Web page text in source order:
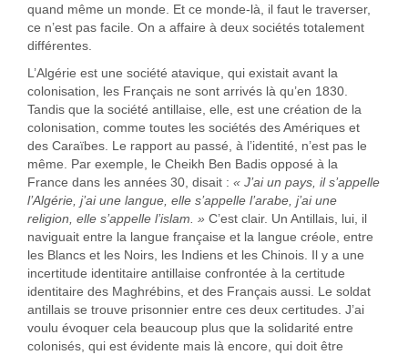
quand même un monde. Et ce monde-là, il faut le traverser,
ce n’est pas facile. On a affaire à deux sociétés totalement
différentes.
L’Algérie est une société atavique, qui existait avant la
colonisation, les Français ne sont arrivés là qu’en 1830.
Tandis que la société antillaise, elle, est une création de la
colonisation, comme toutes les sociétés des Amériques et
des Caraïbes. Le rapport au passé, à l’identité, n’est pas le
même. Par exemple, le Cheikh Ben Badis opposé à la
France dans les années 30, disait : « J’ai un pays, il s’appelle
l’Algérie, j’ai une langue, elle s’appelle l’arabe, j’ai une
religion, elle s’appelle l’islam. » C’est clair. Un Antillais, lui, il
naviguait entre la langue française et la langue créole, entre
les Blancs et les Noirs, les Indiens et les Chinois. Il y a une
incertitude identitaire antillaise confrontée à la certitude
identitaire des Maghrébins, et des Français aussi. Le soldat
antillais se trouve prisonnier entre ces deux certitudes. J’ai
voulu évoquer cela beaucoup plus que la solidarité entre
colonisés, qui est évidente mais là encore, qui doit être